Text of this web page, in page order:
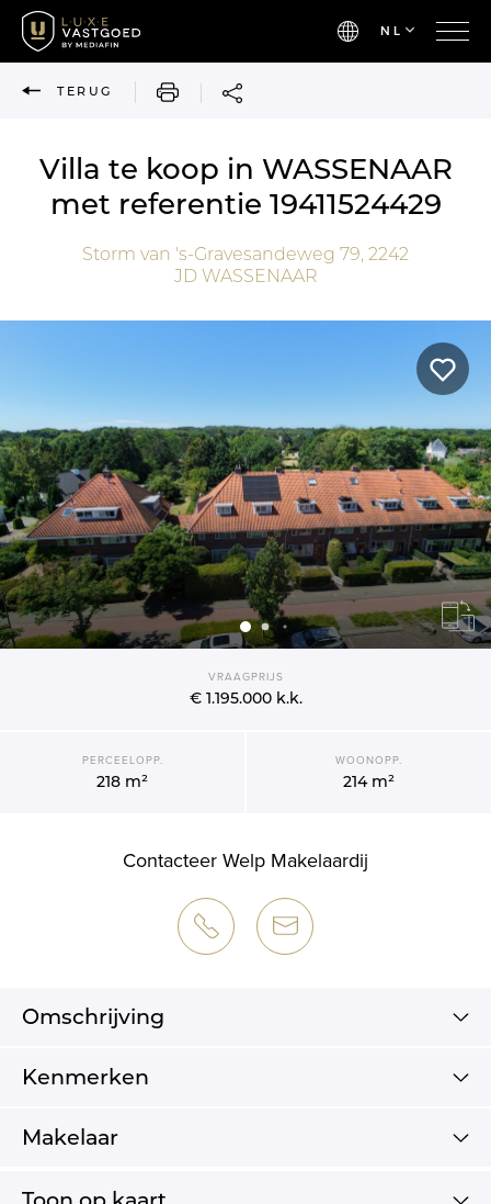
NL
TERUG AFDRUKKEN
Villa te koop in WASSENAAR
met referentie 19411524429
Storm van 's-Gravesandeweg 79, 2242
JDWASSENAAR
VRAAGPRIJS
€ 1.195.000k.k.
PERCEELOPP.
218 m²
WOONOPP.
214 m²
Contacteer Welp Makelaardij
Omschrijving
Kenmerken
Makelaar